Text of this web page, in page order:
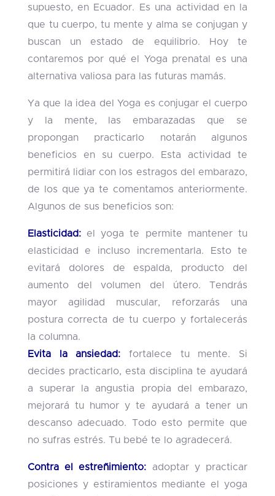
supuesto, en Ecuador. Es una actividad en la
que tu cuerpo, tu mente y alma se conjugan y
buscan un estado de equilibrio. Hoy te
contaremos por qué el Yoga prenatal es una
alternativa valiosa para las futuras mamás.
Ya que la idea del Yoga es conjugar el cuerpo
y la mente, las embarazadas que se
propongan practicarlo notarán algunos
beneficios en su cuerpo. Esta actividad te
permitirá lidiar con los estragos del embarazo,
de los que ya te comentamos anteriormente.
Algunos de sus beneficios son:
Elasticidad: el yoga te permite mantener tu
elasticidad e incluso incrementarla. Esto te
evitará dolores de espalda, producto del
aumento del volumen del útero. Tendrás
mayor agilidad muscular, reforzarás una
postura correcta de tu cuerpo y fortalecerás
la columna.
Evita la ansiedad:
fortalece tu mente. Si
decides practicarlo, esta disciplina te ayudará
a superar la angustia propia del embarazo,
mejorará tu humor y te ayudará a tener un
descanso adecuado. Todo esto permite que
no sufras estrés. Tu bebé te lo agradecerá.
Contra el estreñimiento:
adoptar y practicar
posiciones y estiramientos mediante el yoga